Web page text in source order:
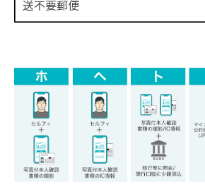
送不要郵便